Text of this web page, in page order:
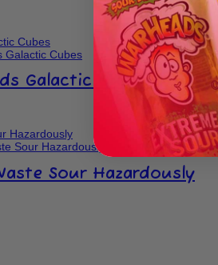
Galactic Cubes
Sour Hazardously